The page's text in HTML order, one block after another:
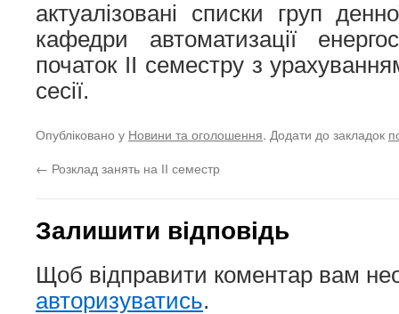
актуалізовані списки груп
кафедри автоматизації
початок ІІ семестру з
сесії.
Опубліковано у Новини та оголошення. Додати до закладок
← Розклад занять на ІІ семестр
Залишити відповідь
Щоб відправити коментар вам
авторизуватись.